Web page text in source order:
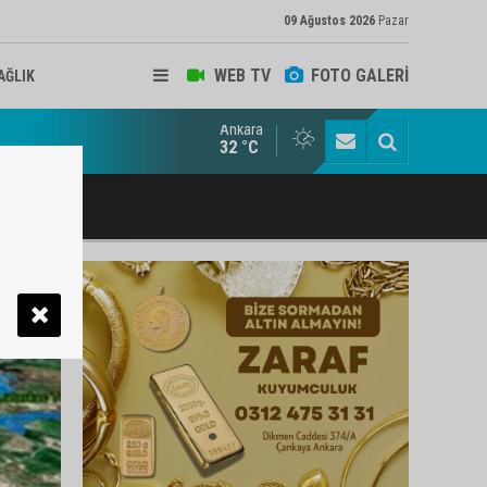
09 Ağustos 2026 Pazar
WEB TV FOTO GALERİ
ve Arabulucu Rüstem Yiğit Ahizer'e ziyaretçi akını
Ankara
32 °C